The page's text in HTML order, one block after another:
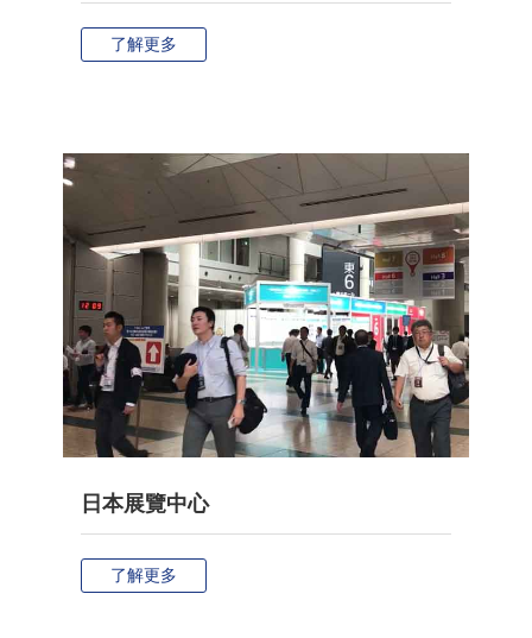
了解更多
日本展覽中心
了解更多